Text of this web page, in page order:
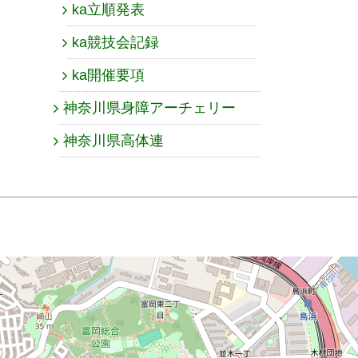
ka立順発表
ka競技会記録
ka開催要項
神奈川県身障アーチェリー
神奈川県高体連